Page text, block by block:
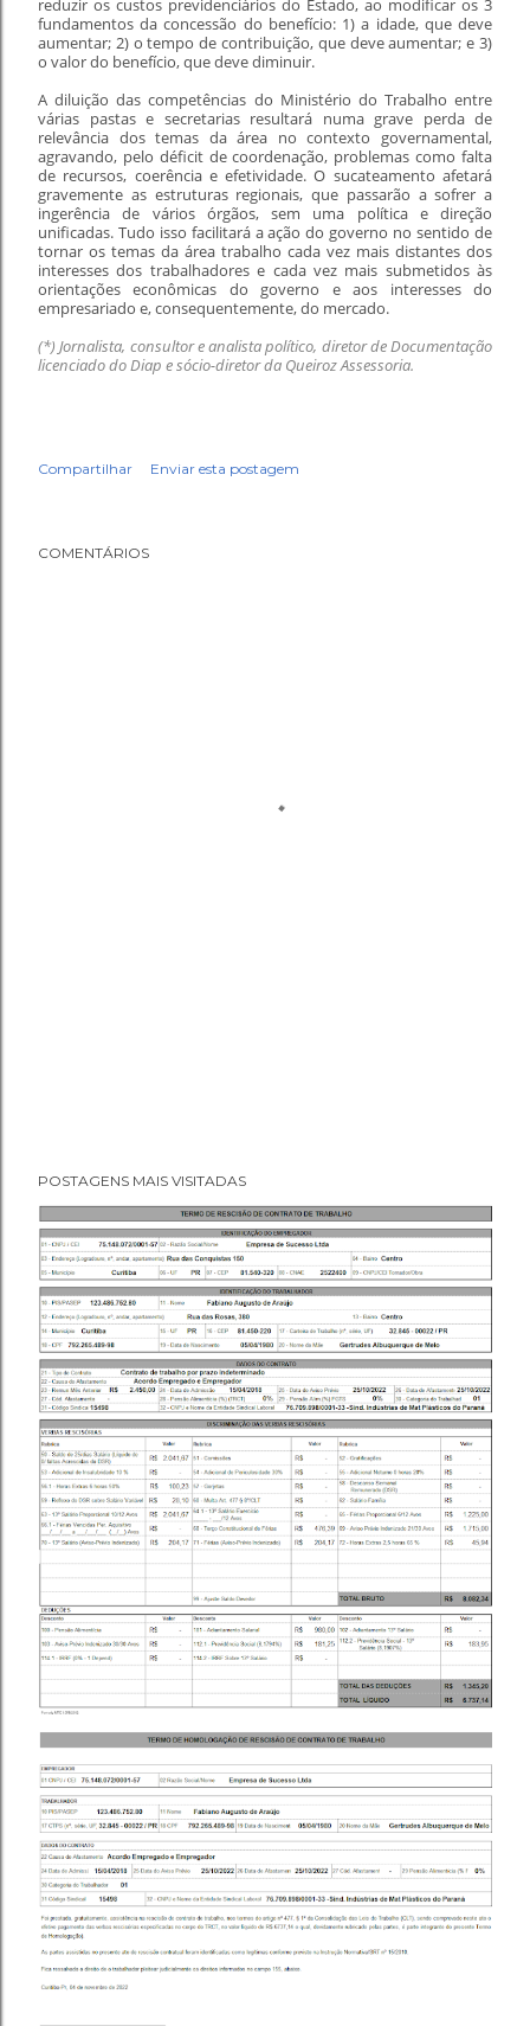
reduzir os custos previdenciários do Estado, ao modificar os 3
fundamentos da concessão do benefício: 1) a idade, que deve
aumentar; 2) o tempo de contribuição, que deve aumentar; e 3)
o valor do benefício, que deve diminuir.
A diluição das competências do Ministério do Trabalho entre
várias pastas e secretarias resultará numa grave perda de
relevância dos temas da área no contexto governamental,
agravando, pelo déficit de coordenação, problemas como falta
de recursos, coerência e efetividade. O sucateamento afetará
gravemente as estruturas regionais, que passarão a sofrer a
ingerência de vários órgãos, sem uma política e direção
unificadas. Tudo isso facilitará a ação do governo no sentido de
tornar os temas da área trabalho cada vez mais distantes dos
interesses dos trabalhadores e cada vez mais submetidos às
orientações econômicas do governo e aos interesses do
empresariado e, consequentemente, do mercado.
(*) Jornalista, consultor e analista político, diretor de Documentação
licenciado do Diap e sócio-diretor da Queiroz Assessoria.
Compartilhar Enviar esta postagem
COMENTÁRIOS
POSTAGENS MAIS VISITADAS